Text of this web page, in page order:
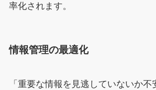
率化されます。
情報管理の最適化
「重要な情報を見逃していないか